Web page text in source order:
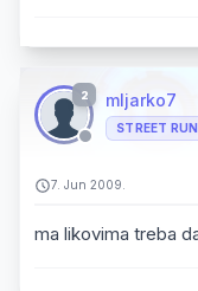
2 mljarko7
STREET
7. Jun 2009.
ma likovima treba